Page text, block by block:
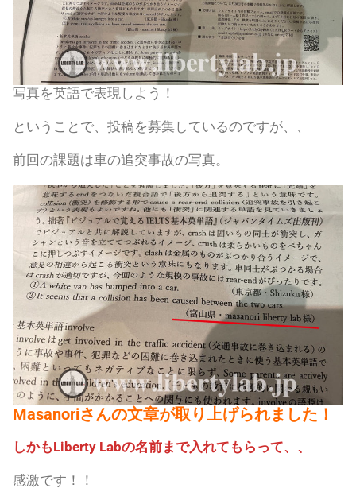
写真を英語で表現しよう！
ということで、投稿を募集しているのですが、、
前回の課題は車の追突事故の写真。
Masanoriさんの文章が取り上げられました！
しかもLiberty Labの名前まで入れてもらって、、
感激です！！